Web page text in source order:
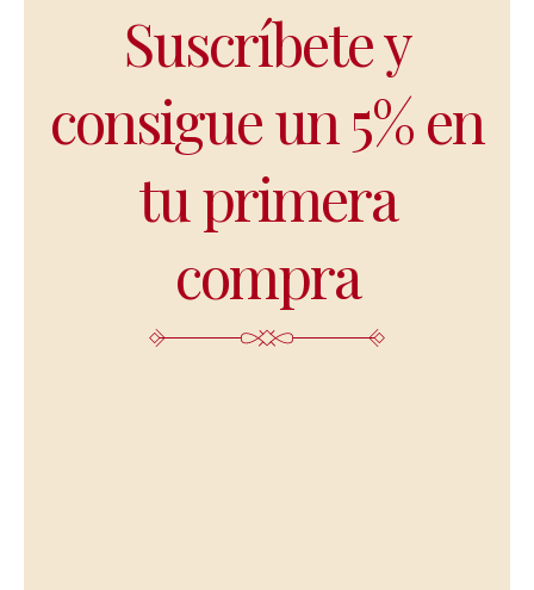
Suscríbete y
consigue un 5% en
tu primera
compra